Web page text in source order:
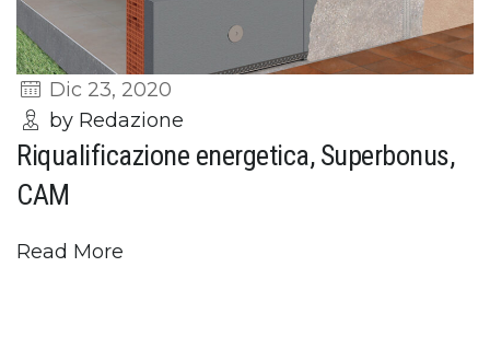
Dic 23, 2020
by Redazione
Riqualificazione energetica, Superbonus,
CAM
Read More